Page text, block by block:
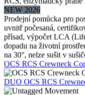
NEW 2026
Prodejní pomůcka pro
uvnitř počesaná,
přísad, výpočet LCA
dopadu na životní
na 30°, nelze sušit v
OCS RCS Crewneck
DUO OCS RCS